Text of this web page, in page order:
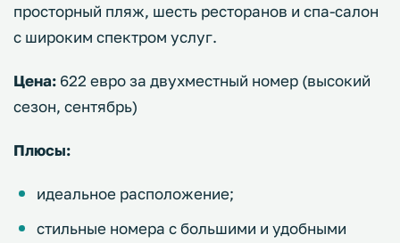
просторный пляж, шесть ресторанов и спа-салон
с широким спектром услуг.
Цена: 622 евро за двухместный номер (высокий
сезон, сентябрь)
Плюсы:
идеальное расположение;
стильные номера с большими и удобными